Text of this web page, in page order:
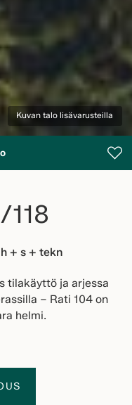
Kuvan talo lisävarusteilla
118
+ s + tekn
tilakäyttö ja arjessa
– Rati 104 on
helmi.